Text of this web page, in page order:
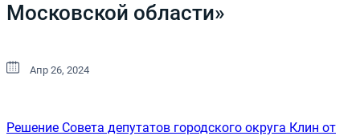
Московской области»
Апр 26, 2024
Решение Совета депутатов городского округа Клин от